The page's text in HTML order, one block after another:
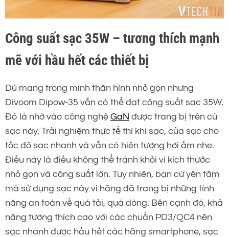
Công suất sạc 35W – tương thích mạnh
mẽ với hầu hết các thiết bị
Dù mang trong mình thân hình nhỏ gọn nhưng
Divoom Dipow-35 vẫn có thể đạt công suất sạc 35W.
Đó là nhờ vào công nghệ GaN được trang bị trên củ
sạc này. Trải nghiệm thực tế thì khi sạc, của sạc cho
tốc độ sạc nhanh và vẫn có hiện tượng hơi ấm nhẹ.
Điều này là điều không thể tránh khỏi vì kích thước
nhỏ gọn và công suất lớn. Tuy nhiên, bạn cứ yên tâm
mà sử dụng sạc này vì hãng đã trang bị những tính
năng an toàn về quá tải, quá dòng. Bên cạnh đó, khả
năng tương thích cao với các chuẩn PD3/QC4 nên
sạc nhanh được hầu hết các hãng smartphone, sạc